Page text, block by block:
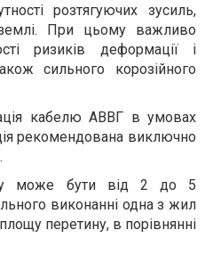
розтягуючих зусиль,
При цьому важливо
ризиків деформації і
сильного корозійного
кабелю АВВГ в умовах
рекомендована виключно
може бути від 2 до 5
виконанні одна з жил
перетину, в порівнянні